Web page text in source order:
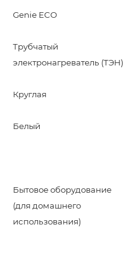
Genie ECO
Трубчатый
электронагреватель (ТЭН)
Круглая
Белый
Бытовое оборудование
(для домашнего
использования)